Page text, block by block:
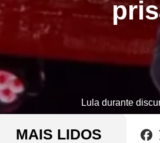
Lula durante
MAIS LIDOS